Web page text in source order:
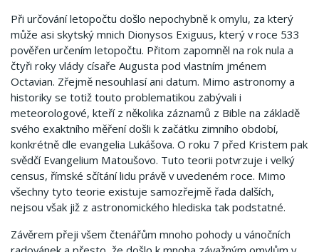
Při určování letopočtu došlo nepochybně k omylu, za který
může asi skytský mnich Dionysos Exiguus, který v roce 533
pověřen určením letopočtu. Přitom zapomněl na rok nula a
čtyři roky vlády císaře Augusta pod vlastním jménem
Octavian. Zřejmě nesouhlasí ani datum. Mimo astronomy a
historiky se totiž touto problematikou zabývali i
meteorologové, kteří z několika záznamů z Bible na základě
svého exaktního měření došli k začátku zimního období,
konkrétně dle evangelia Lukášova. O roku 7 před Kristem pak
svědčí Evangelium Matoušovo. Tuto teorii potvrzuje i velký
census, římské sčítání lidu právě v uvedeném roce. Mimo
všechny tyto teorie existuje samozřejmě řada dalších,
nejsou však již z astronomického hlediska tak podstatné.
Závěrem přeji všem čtenářům mnoho pohody u vánočních